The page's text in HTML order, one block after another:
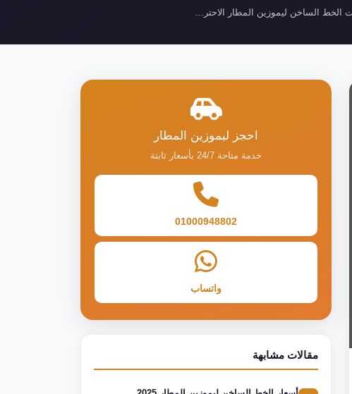
الخط الساخن ليموزين المطار الاحتر...
احجز ليموزين المطار
خدمة متاحة 24/7 بأسعار ثابتة
01000948802
واتساب
مقالات مشابهة